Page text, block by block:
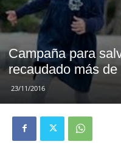
Campaña para
recaudado más
23/11/2016